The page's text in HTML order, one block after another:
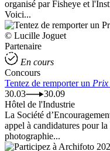
organisé par Fisheye et
Voici...
© Lucille Joguet
Partenaire
En cours
Concours
Tentez de remporter un Prix
30.03
30.09
Hôtel de l'Industrie
La Société
appel à candidatures pour
photographie...